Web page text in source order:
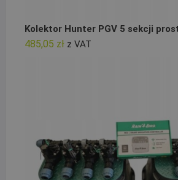
Kolektor Hunter PGV 5 sekcji
485,05 zł z VAT